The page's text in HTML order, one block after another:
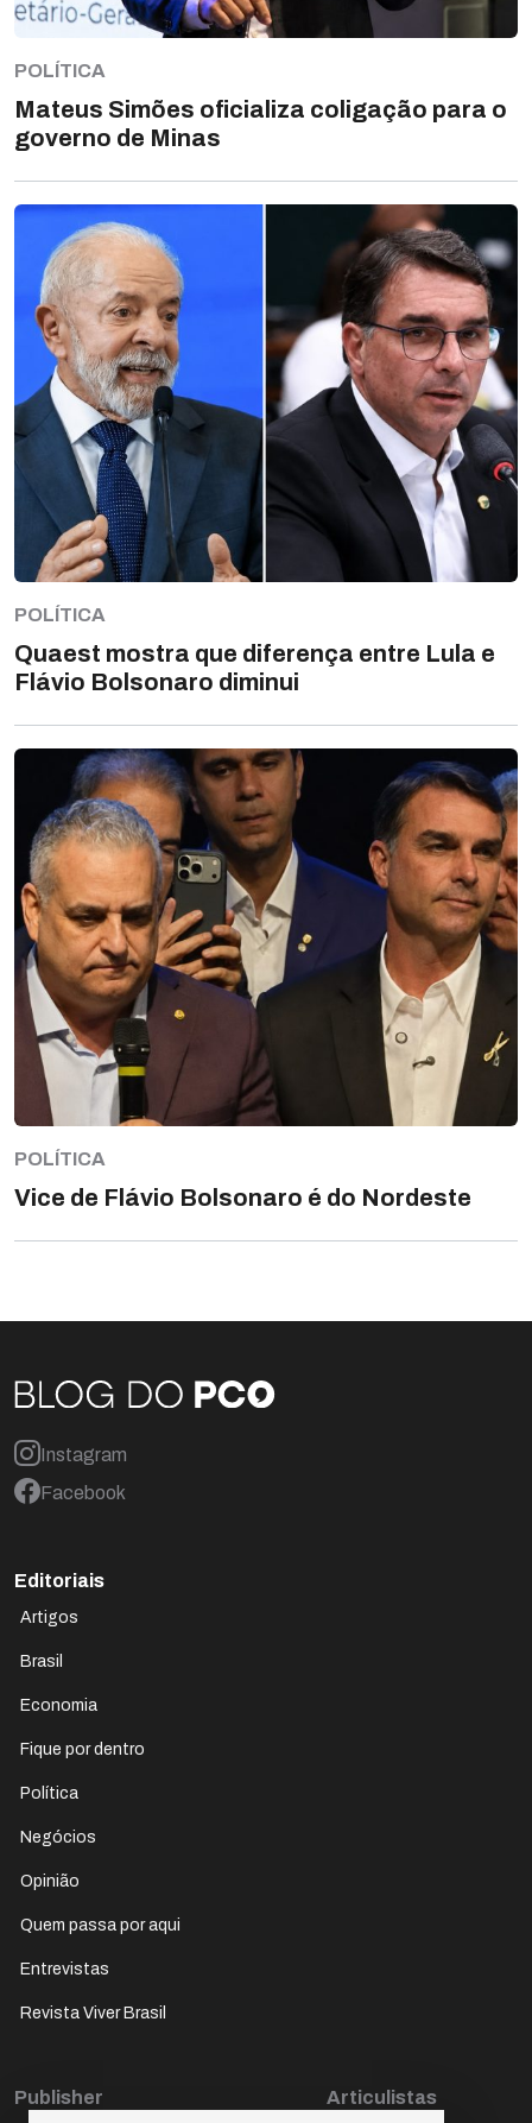
POLÍTICA
Mateus Simões oficializa coligação para o
governo de Minas
POLÍTICA
Quaest mostra que diferença entre Lula e
Flávio Bolsonaro diminui
POLÍTICA
Vice de Flávio Bolsonaro é do Nordeste
Instagram
Facebook
Editoriais
Artigos
Brasil
Economia
Fique por dentro
Política
Negócios
Opinião
Quem passa por aqui
Entrevistas
Revista Viver Brasil
Publisher Articulistas